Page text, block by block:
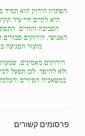
הפתרון הירוק הוא תמיד
היא לקיים חיי עיר
הסביבה והחיים.
האנושי. הירוקים
מזעור הפגיעה
הירוקים מאמינים,
ולא להיפך. לכן תפעל
במשאביה הפיזיים
פרסומים קשורים